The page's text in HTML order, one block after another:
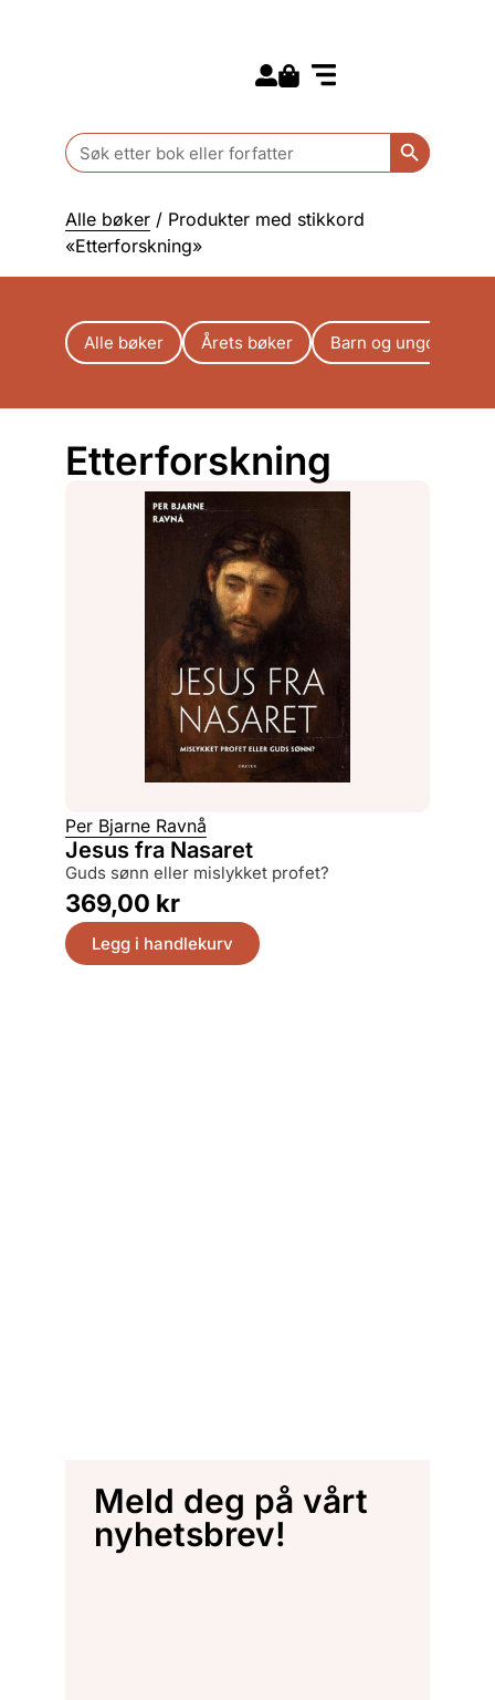
Search
for:
Search
Alle bøker / Produkter med stikkord
«Etterforskning»
Alle bøker Årets bøker Barn og ungdom
Etterforskning
Per Bjarne Ravnå
Jesus fra Nasaret
Guds sønn eller mislykket profet?
369,00 kr
Legg i handlekurv
Meld deg på vårt
nyhetsbrev!